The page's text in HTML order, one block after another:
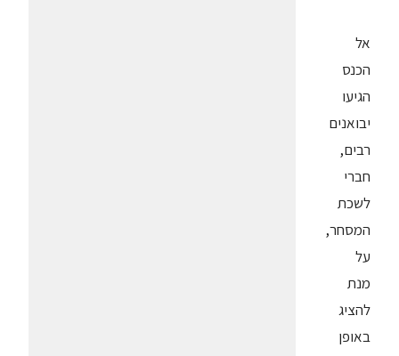
אל
הכנס
הגיעו
יבואנים
רבים,
חברי
לשכת
המסחר,
על
מנת
להציג
באופן